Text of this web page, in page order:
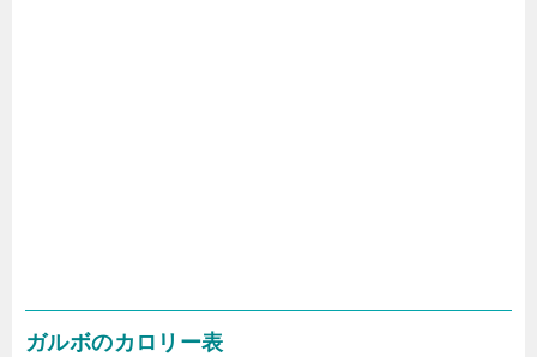
ガルボのカロリー表